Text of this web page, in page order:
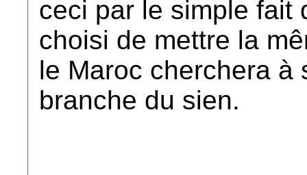
ceci par le simple fait
choisi de mettre la
le Maroc cherchera à
branche du sien.